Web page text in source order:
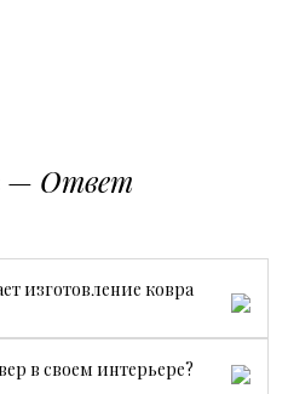
— Ответ
изготовление ковра
занимает от 3
в своем интерьере?